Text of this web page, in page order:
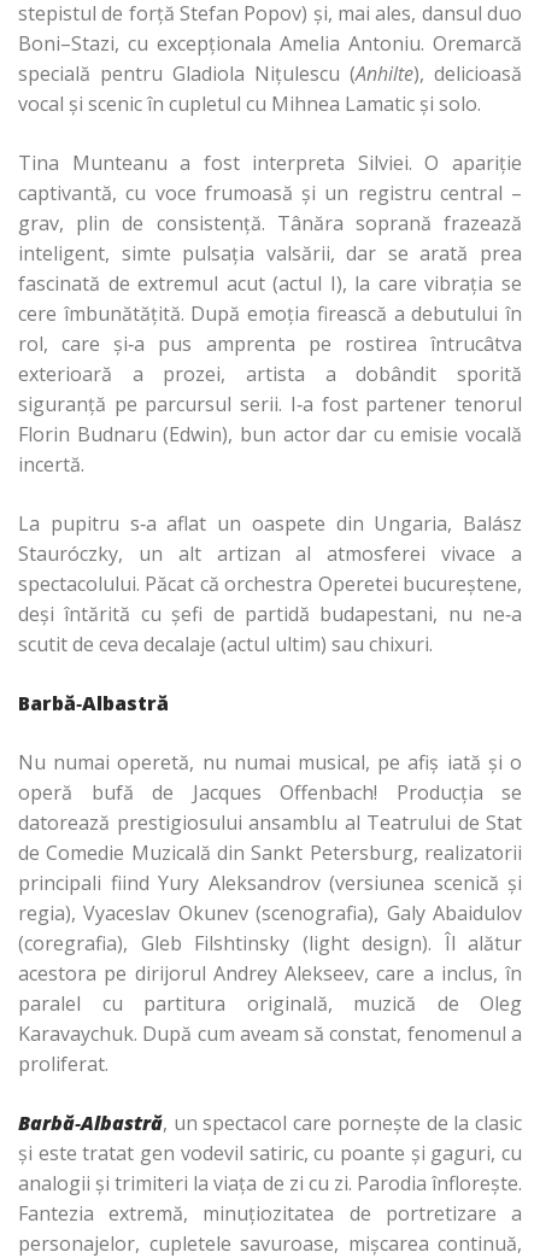
stepistul de forţă Stefan Popov) şi, mai ales, dansul duo
Boni–Stazi, cu excepţionala Amelia Antoniu. Oremarcă
specială pentru Gladiola Niţulescu (Anhilte), delicioasă
vocal şi scenic în cupletul cu Mihnea Lamatic şi solo.
Tina Munteanu a fost interpreta Silviei. O apariţie
captivantă, cu voce frumoasă şi un registru central –
grav, plin de consistenţă. Tânăra soprană frazează
inteligent, simte pulsaţia valsării, dar se arată prea
fascinată de extremul acut (actul I), la care vibraţia se
cere îmbunătăţită. După emoţia firească a debutului în
rol, care şi‑a pus amprenta pe rostirea întrucâtva
exterioară a prozei, artista a dobândit sporită
siguranţă pe parcursul serii. I‑a fost partener tenorul
Florin Budnaru (Edwin), bun actor dar cu emisie vocală
incertă.
La pupitru s‑a aflat un oaspete din Ungaria, Balász
Stauróczky, un alt artizan al atmosferei vivace a
spectacolului. Păcat că orchestra Operetei bucureştene,
deşi întărită cu şefi de partidă budapestani, nu ne‑a
scutit de ceva decalaje (actul ultim) sau chixuri.
Barbă‑Albastră
Nu numai operetă, nu numai musical, pe afiş iată şi o
operă bufă de Jacques Offenbach! Producţia se
datorează prestigiosului ansamblu al Teatrului de Stat
de Comedie Muzicală din Sankt Petersburg, realizatorii
principali fiind Yury Aleksandrov (versiunea scenică şi
regia), Vyaceslav Okunev (scenografia), Galy Abaidulov
(coregrafia), Gleb Filshtinsky (light design). Îl alătur
acestora pe dirijorul Andrey Alekseev, care a inclus, în
paralel cu partitura originală, muzică de Oleg
Karavaychuk. După cum aveam să constat, fenomenul a
proliferat.
Barbă‑Albastră, un spectacol care porneşte de la clasic
şi este tratat gen vodevil satiric, cu poante şi gaguri, cu
analogii şi trimiteri la viaţa de zi cu zi. Parodia înfloreşte.
Fantezia extremă, minuţiozitatea de portretizare a
personajelor, cupletele savuroase, mişcarea continuă,